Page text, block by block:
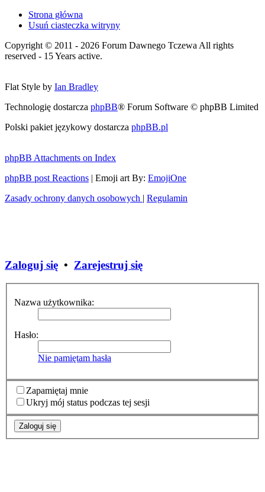
Strona główna
Usuń ciasteczka witryny
Copyright © 2011 - 2026 Forum Dawnego Tczewa All rights
reserved - 15 Years active.
Flat Style by Ian Bradley
Technologię dostarcza phpBB® Forum Software © phpBB Limited
Polski pakiet językowy dostarcza phpBB.pl
phpBB Attachments on Index
phpBB post Reactions | Emoji art By: EmojiOne
Zasady ochrony danych osobowych | Regulamin
Zaloguj się • Zarejestruj się
Nazwa użytkownika:
Hasło:
Nie pamiętam hasła
Zapamiętaj mnie
Ukryj mój status podczas tej sesji